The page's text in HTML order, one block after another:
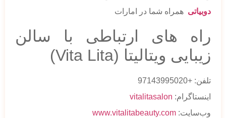
دوبیاتی همراه شما در امارات
راه های ارتباطی با سالن
زیبایی ویتالیتا (Vita Lita)
تلفن: +97143995020
اینستاگرام: vitalitasalon
وب‌سایت: www.vitalitabeauty.com